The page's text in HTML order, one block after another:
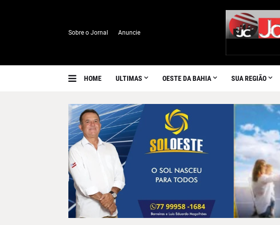
Sobre o Jornal Anuncie
HOME ULTIMAS OESTE DA BAHIA SUA REGIÃO